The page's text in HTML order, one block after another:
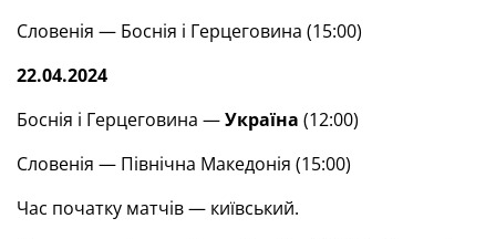
Словенія — Боснія і Герцеговина (15:00)
22.04.2024
Боснія і Герцеговина —Україна (12:00)
Словенія — Північна Македонія (15:00)
Час початку матчів — київський.